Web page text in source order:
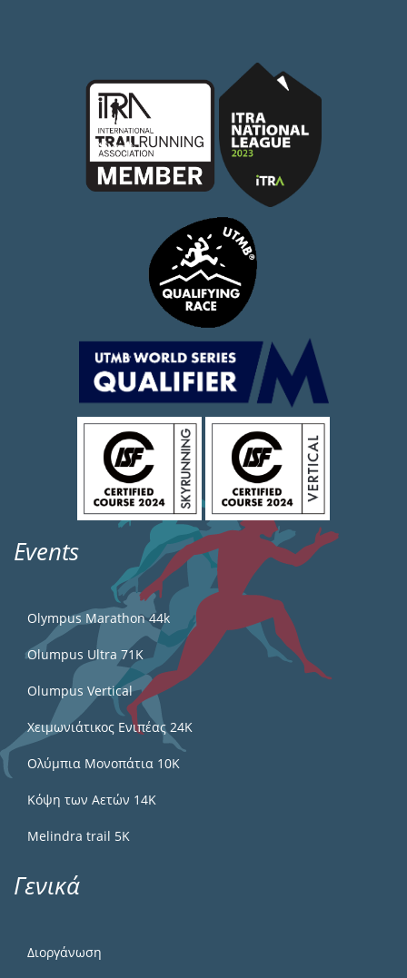
Events
Olympus Marathon 44k
Olumpus Ultra 71K
Olumpus Vertical
Χειμωνιάτικος Ενιπέας 24Κ
Ολύμπια Μονοπάτια 10Κ
Κόψη των Αετών 14Κ
Melindra trail 5Κ
Γενικά
Διοργάνωση